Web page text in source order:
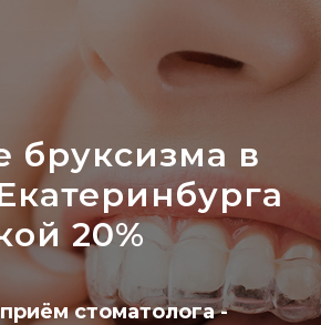
бруксизма в
20%
стоматолога -